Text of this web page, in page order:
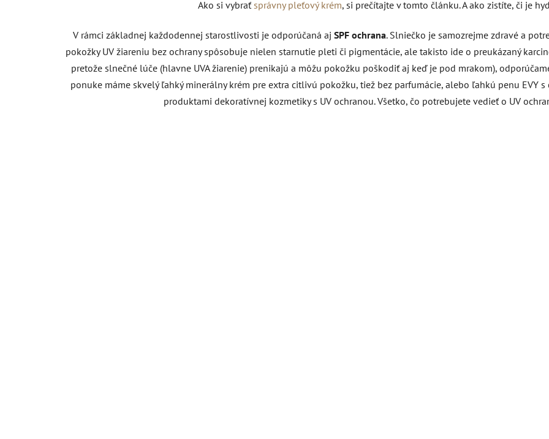
Ako si vybrať správny pleťový krém, si prečítajte v tomto článku. A ako zistíte, či je
V rámci základnej každodennej starostlivosti je odporúčaná aj SPF ochrana. Slniečko je samozrejme zdravé a
pokožky UV žiareniu bez ochrany spôsobuje nielen starnutie pleti či pigmentácie, ale takisto ide o preukázaný
pretože slnečné lúče (hlavne UVA žiarenie) prenikajú a môžu pokožku poškodiť aj keď je pod mrakom),
ponuke máme skvelý ľahký minerálny krém pre extra citlivú pokožku, tiež bez parfumácie, alebo ľahkú penu EVY
produktami dekoratívnej kozmetiky s UV ochranou. Všetko, čo potrebujete vedieť o UV